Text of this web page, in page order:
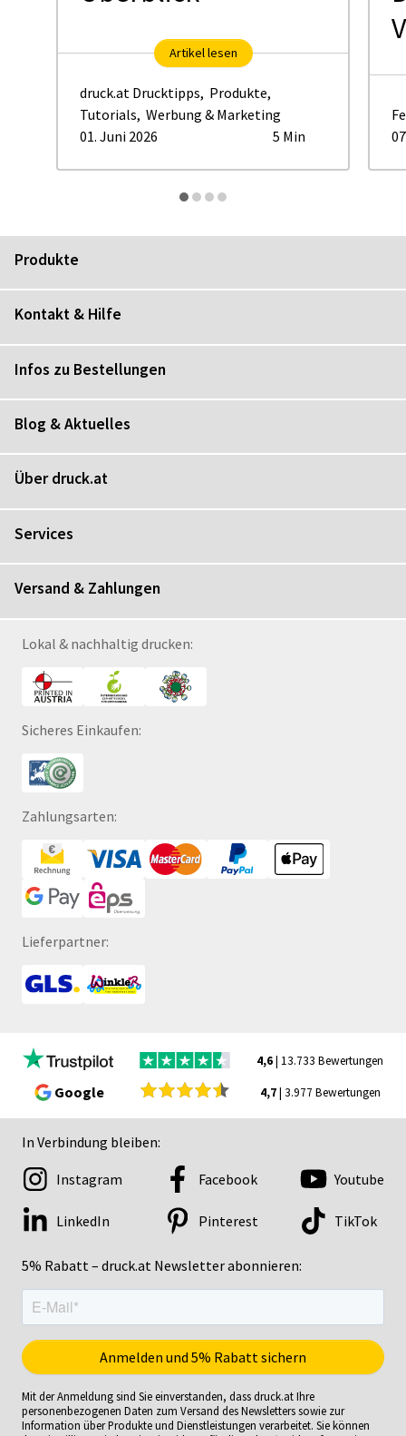
Artikel lesen
druck.at Drucktipps, Produkte,
Tutorials, Werbung & Marketing
01. Juni 2026
5 Min
Produkte
Kontakt & Hilfe
Infos zu Bestellungen
Blog & Aktuelles
Über druck.at
Services
Versand & Zahlungen
Lokal & nachhaltig drucken:
Sicheres Einkaufen:
Zahlungsarten:
Lieferpartner:
4,6| 13.733 Bewertungen
Google 4,7| 3.977 Bewertungen
In Verbindung bleiben:
5% Rabatt – druck.at Newsletter abonnieren:
Instagram Facebook Youtube
LinkedIn Pinterest TikTok
Mit der Anmeldung sind Sie einverstanden, dass druck.at Ihre
personenbezogenen Daten zum Versand des Newsletters sowie zur
Information über Produkte und Dienstleistungen verarbeitet. Sie können